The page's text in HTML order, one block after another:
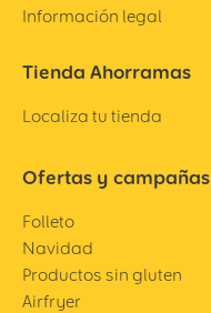
Información legal
Tienda Ahorramas
Localiza tu tienda
Ofertas y campañas
Folleto
Navidad
Productos sin gluten
Airfryer